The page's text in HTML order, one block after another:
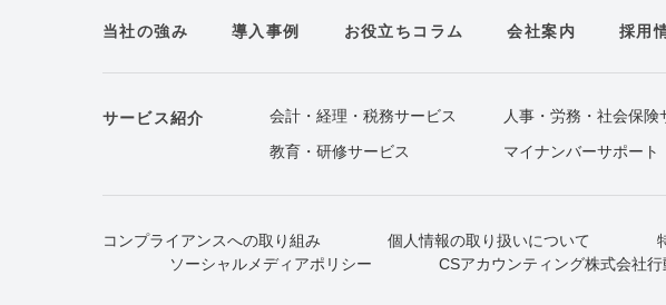
当社の強み 導入事例 お役立ちコラム 会社案内 採用
サービス紹介 会計・経理・税務サービス 人事・労務・社会保険
教育・研修サービス
マイナンバーサポート
コンプライアンスへの取り組み 個人情報の取り扱いについて
ソーシャルメディアポリシー
CSアカウンティング株式会社